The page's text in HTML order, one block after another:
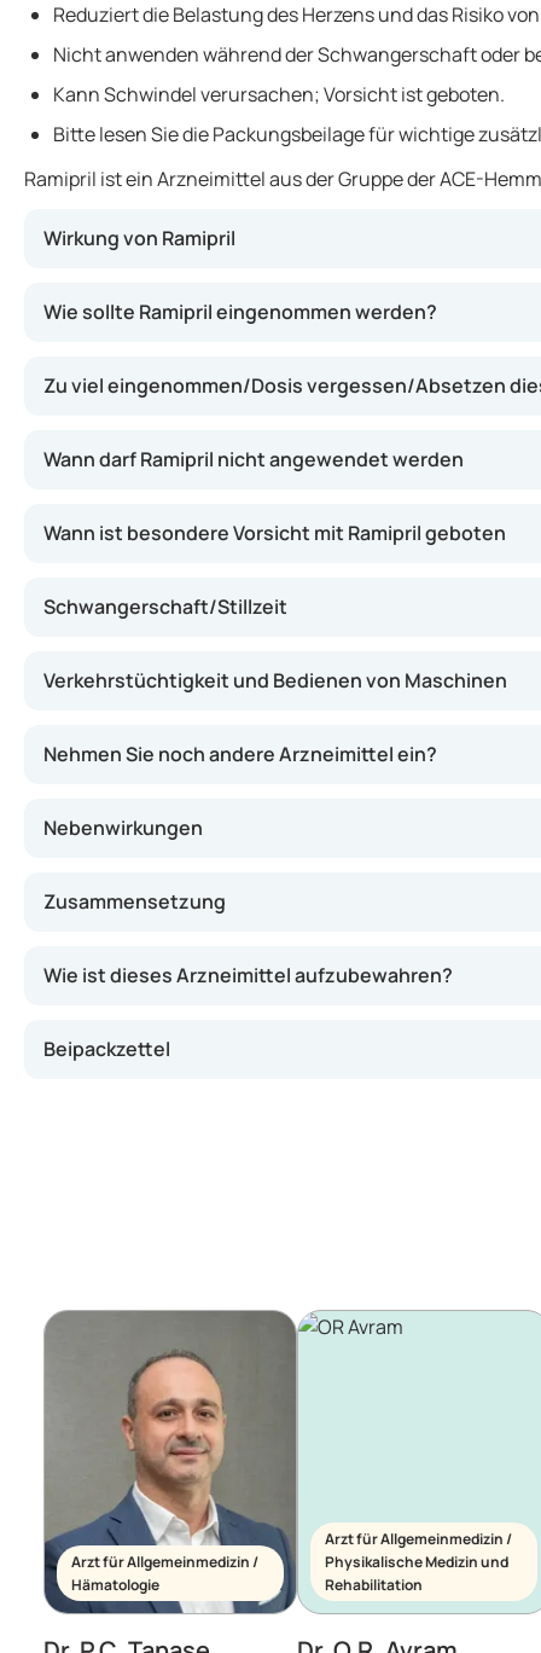
Reduziert die Belastung des Herzens und das Risiko
Nicht anwenden während der Schwangerschaft oder
Kann Schwindel verursachen; Vorsicht ist geboten.
Bitte lesen Sie die Packungsbeilage für wichtige
Ramipril ist ein Arzneimittel aus der Gruppe der ACE-
Wirkung von Ramipril
Wie sollte Ramipril eingenommen werden?
Zu viel eingenommen/Dosis vergessen/Absetzen
Wann darf Ramipril nicht angewendet werden
Wann ist besondere Vorsicht mit Ramipril geboten
Schwangerschaft/Stillzeit
Verkehrstüchtigkeit und Bedienen von Maschinen
Nehmen Sie noch andere Arzneimittel ein?
Nebenwirkungen
Zusammensetzung
Wie ist dieses Arzneimittel aufzubewahren?
Beipackzettel
Arzt für Allgemeinmedizin /
Hämatologie
Arzt für Allgemeinmedizin /
Physikalische Medizin und
Rehabilitation